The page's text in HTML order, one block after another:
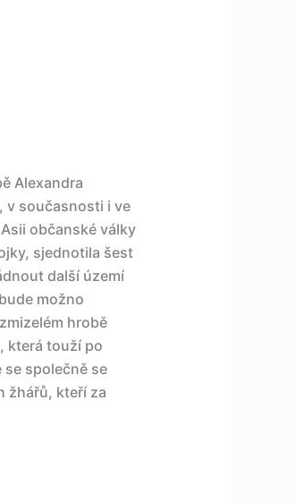
Alexandra
v současnosti i ve
občanské války
sjednotila šest
další území
možno
hrobě
která touží po
společně se
žhářů, kteří za